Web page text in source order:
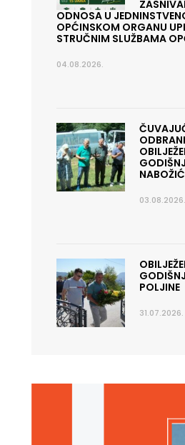
ODNOSA U
OPĆINSKOM ORGANU
STRUČNIM SLUŽBAMA
04.08.2026.
NABOŽIĆ
03.08.2026.
POLJINE
31.07.2026.